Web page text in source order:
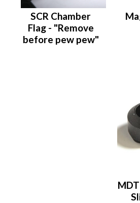
SCR Chamber
Flag - "Remove
before pew pew"